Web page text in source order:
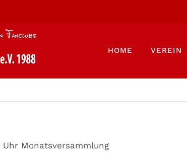
HOME VEREIN
Uhr Monatsversammlung